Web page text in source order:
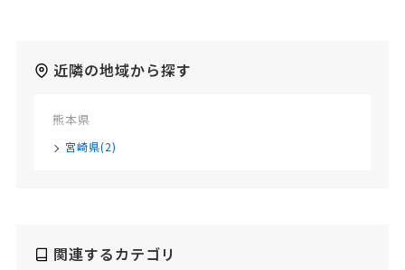
近隣の地域から探す
熊本県
宮崎県(2)
関連するカテゴリ